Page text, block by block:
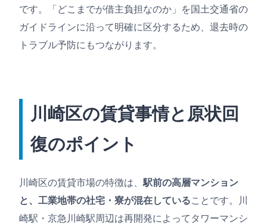
です。「どこまでが借主負担なのか」を国土交通省の
ガイドラインに沿って明確に区分するため、退去時の
トラブル予防にもつながります。
川崎区の賃貸事情と原状回
復のポイント
川崎区の賃貸市場の特徴は、 駅前の高層マンション
と、工業地帯の社宅・寮が混在していることです。川
崎駅・京急川崎駅周辺は再開発によってタワーマンシ